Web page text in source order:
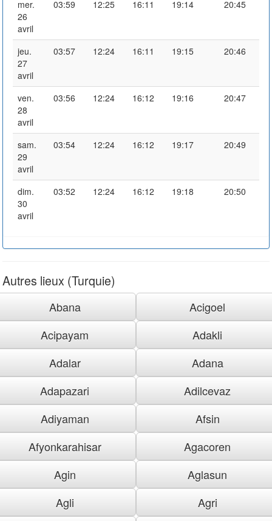
mer.
26
avril
03:59 12:25 16:11 19:14 20:45
jeu.
27
avril
03:57 12:24 16:11 19:15 20:46
ven.
28
avril
03:56 12:24 16:12 19:16 20:47
sam.
29
avril
03:54 12:24 16:12 19:17 20:49
dim.
30
avril
03:52 12:24 16:12 19:18 20:50
Autres lieux (Turquie)
Abana
Acigoel
Acipayam
Adakli
Adalar
Adana
Adapazari
Adilcevaz
Adiyaman
Afsin
Afyonkarahisar
Agacoren
Agin
Aglasun
Agli
Agri